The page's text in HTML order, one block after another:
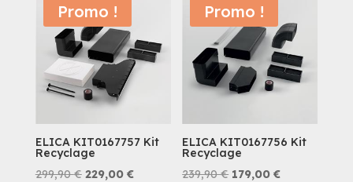
Promo !
ELICA KIT0167757 Kit
Recyclage
299,90€ Le
229,00 €Le
Promo !
ELICA KIT0167756 Kit
Recyclage
239,90€ Le
179,00€Le